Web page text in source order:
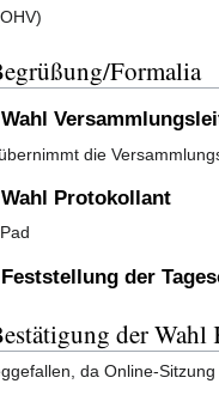
Formalia
die
Protokollant
der
der
da Online-